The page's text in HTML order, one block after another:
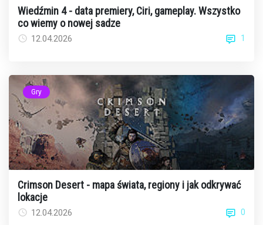
Wiedźmin 4 - data premiery, Ciri, gameplay. Wszystko
co wiemy o nowej sadze
12.04.2026 1
Gry
Crimson Desert - mapa świata, regiony i jak odkrywać
lokacje
12.04.2026 0